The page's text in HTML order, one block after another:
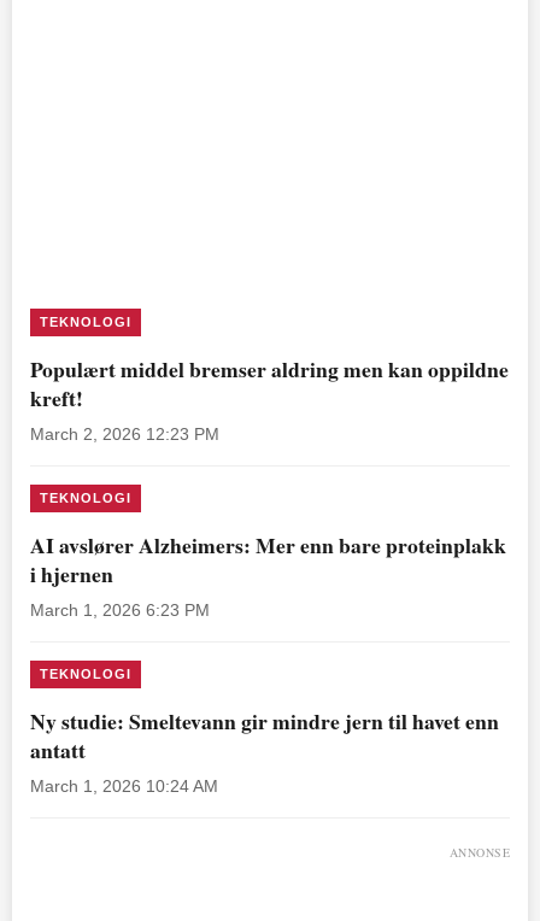
TEKNOLOGI
Populært middel bremser aldring men kan oppildne
kreft!
March 2, 2026 12:23 PM
TEKNOLOGI
AI avslører Alzheimers: Mer enn bare proteinplakk
i hjernen
March 1, 2026 6:23 PM
TEKNOLOGI
Ny studie: Smeltevann gir mindre jern til havet enn
antatt
March 1, 2026 10:24 AM
ANNONSE